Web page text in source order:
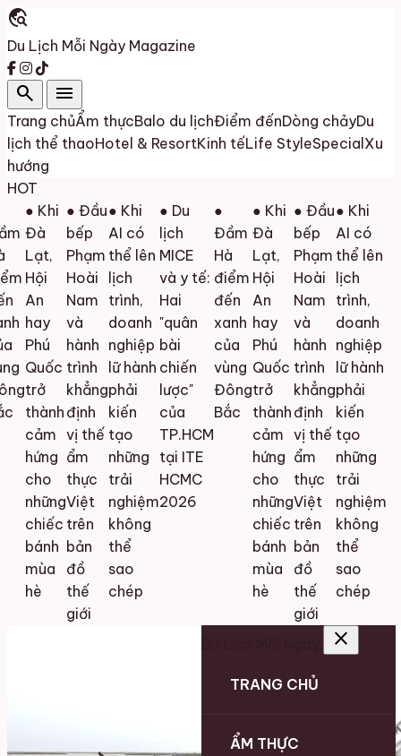
travel_explore
Du Lịch Mỗi Ngày Magazine
search menu
Trang chủẨm thựcBalo du lịchĐiểm đếnDòng chảyDu
lịch thể thaoHotel & ResortKinh tếLife StyleSpecial Xu
hướng
HOT
● Khi
Đà
Lạt,
Hội
An
hay
Phú
Quốc
trở
thành
cảm
hứng
cho
những
chiếc
bánh
mùa
hè
● Đầu
bếp
Phạm
Hoài
Nam
và
hành
trình
khẳng
định
vị thế
ẩm
thực
Việt
trên
bản
đồ
thế
giới
● Khi
AI có
thể lên
lịch
trình,
doanh
nghiệp
lữ hành
phải
kiến
tạo
những
trải
nghiệm
không
thể
sao
chép
● Du
lịch
MICE
và y tế:
Hai
"quân
bài
chiến
lược"
của
TP.HCM
tại ITE
HCMC
2026
●
Đầm
Hà
điểm
đến
xanh
của
vùng
Đông
Bắc
● Khi
Đà
Lạt,
Hội
An
hay
Phú
Quốc
trở
thành
cảm
hứng
cho
những
chiếc
bánh
mùa
hè
● Đầu
bếp
Phạm
Hoài
Nam
và
hành
trình
khẳng
định
vị thế
ẩm
thực
Việt
trên
bản
đồ
thế
giới
● Khi
AI có
thể lên
lịch
trình,
doanh
nghiệp
lữ hành
phải
kiến
tạo
những
trải
nghiệm
không
thể
sao
chép
close
TRANG CHỦ
ẨM THỰC